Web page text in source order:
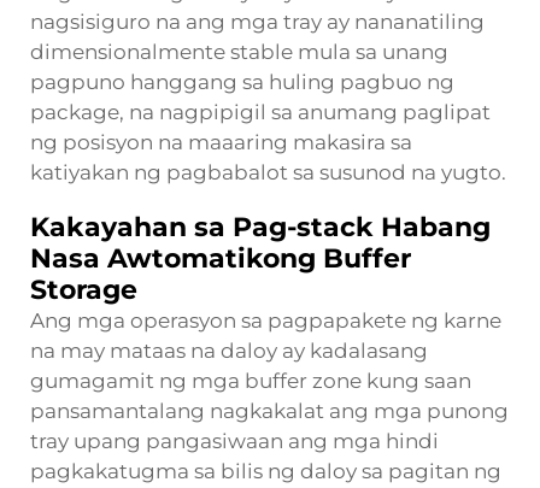
nagsisiguro na ang mga tray ay nananatiling
dimensionalmente stable mula sa unang
pagpuno hanggang sa huling pagbuo ng
package, na nagpipigil sa anumang paglipat
ng posisyon na maaaring makasira sa
katiyakan ng pagbabalot sa susunod na yugto.
Kakayahan sa Pag-stack Habang
Nasa Awtomatikong Buffer
Storage
Ang mga operasyon sa pagpapakete ng karne
na may mataas na daloy ay kadalasang
gumagamit ng mga buffer zone kung saan
pansamantalang nagkakalat ang mga punong
tray upang pangasiwaan ang mga hindi
pagkakatugma sa bilis ng daloy sa pagitan ng